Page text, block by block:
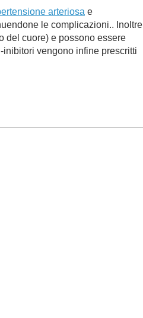
arteriosa e
le complicazioni.. Inoltre
del cuore) e possono essere
vengono infine prescritti